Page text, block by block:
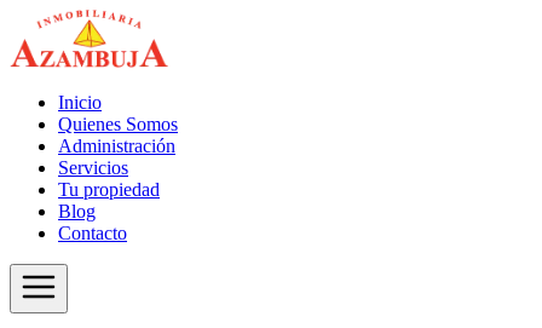
Inicio
Quienes Somos
Administración
Servicios
Tu propiedad
Blog
Contacto